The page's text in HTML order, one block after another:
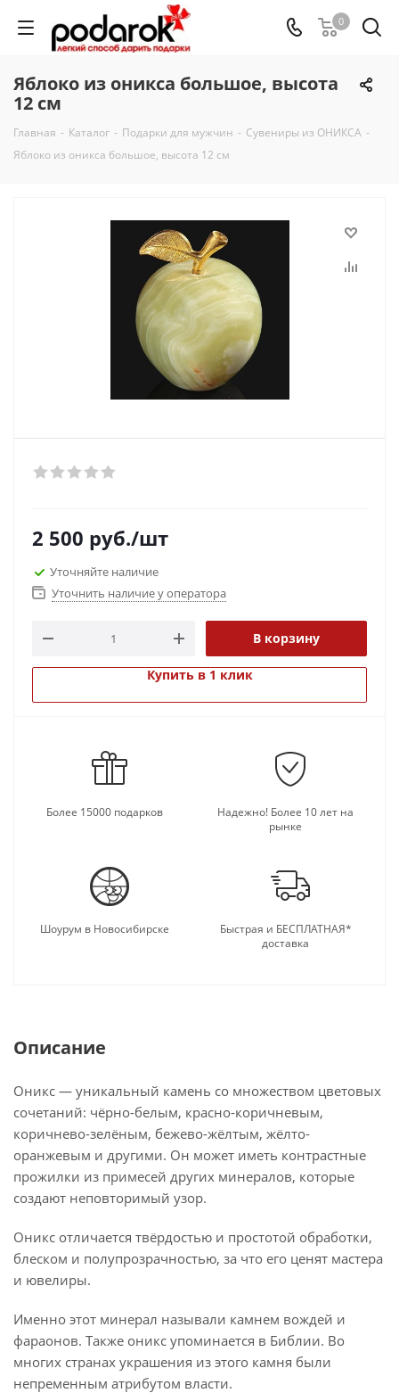
0
Яблоко из оникса большое, высота
12 см
Главная - Каталог - Подарки для мужчин - Сувениры из ОНИКСА -
Яблоко из оникса большое, высота 12 см
2 500 руб./шт
Уточняйте наличие
Уточнить наличие у оператора
В корзину
Купить в 1 клик
Более 15000 подарков
Надежно! Более 10 лет на
рынке
Шоурум в Новосибирске
Быстрая и БЕСПЛАТНАЯ*
доставка
Описание
Оникс — уникальный камень со множеством цветовых
сочетаний: чёрно-белым, красно-коричневым,
коричнево-зелёным, бежево-жёлтым, жёлто-
оранжевым и другими. Он может иметь контрастные
прожилки из примесей других минералов, которые
создают неповторимый узор.
Оникс отличается твёрдостью и простотой обработки,
блеском и полупрозрачностью, за что его ценят мастера
и ювелиры.
Именно этот минерал называли камнем вождей и
фараонов. Также оникс упоминается в Библии. Во
многих странах украшения из этого камня были
непременным атрибутом власти.